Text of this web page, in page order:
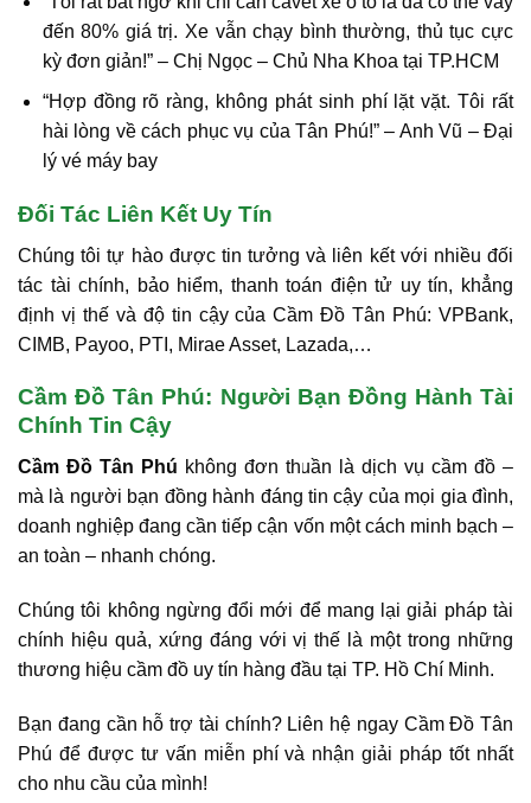
đến 80% giá trị. Xe vẫn chạy bình thường, thủ tục cực
kỳ đơn giản!” – Chị Ngọc – Chủ Nha Khoa tại TP.HCM
“Hợp đồng rõ ràng, không phát sinh phí lặt vặt. Tôi rất
hài lòng về cách phục vụ của Tân Phú!” – Anh Vũ – Đại
lý vé máy bay
Đối Tác Liên Kết Uy Tín
Chúng tôi tự hào được tin tưởng và liên kết với nhiều đối
tác tài chính, bảo hiểm, thanh toán điện tử uy tín, khẳng
định vị thế và độ tin cậy của Cầm Đồ Tân Phú: VPBank,
CIMB, Payoo, PTI, Mirae Asset, Lazada,…
Cầm Đồ Tân Phú: Người Bạn Đồng Hành Tài
Chính Tin Cậy
Cầm Đồ Tân Phú không đơn thuần là dịch vụ cầm đồ –
mà là người bạn đồng hành đáng tin cậy của mọi gia đình,
doanh nghiệp đang cần tiếp cận vốn một cách minh bạch –
an toàn – nhanh chóng.
Chúng tôi không ngừng đổi mới để mang lại giải pháp tài
chính hiệu quả, xứng đáng với vị thế là một trong những
thương hiệu cầm đồ uy tín hàng đầu tại TP. Hồ Chí Minh.
Bạn đang cần hỗ trợ tài chính? Liên hệ ngay Cầm Đồ Tân
Phú để được tư vấn miễn phí và nhận giải pháp tốt nhất
cho nhu cầu của mình!